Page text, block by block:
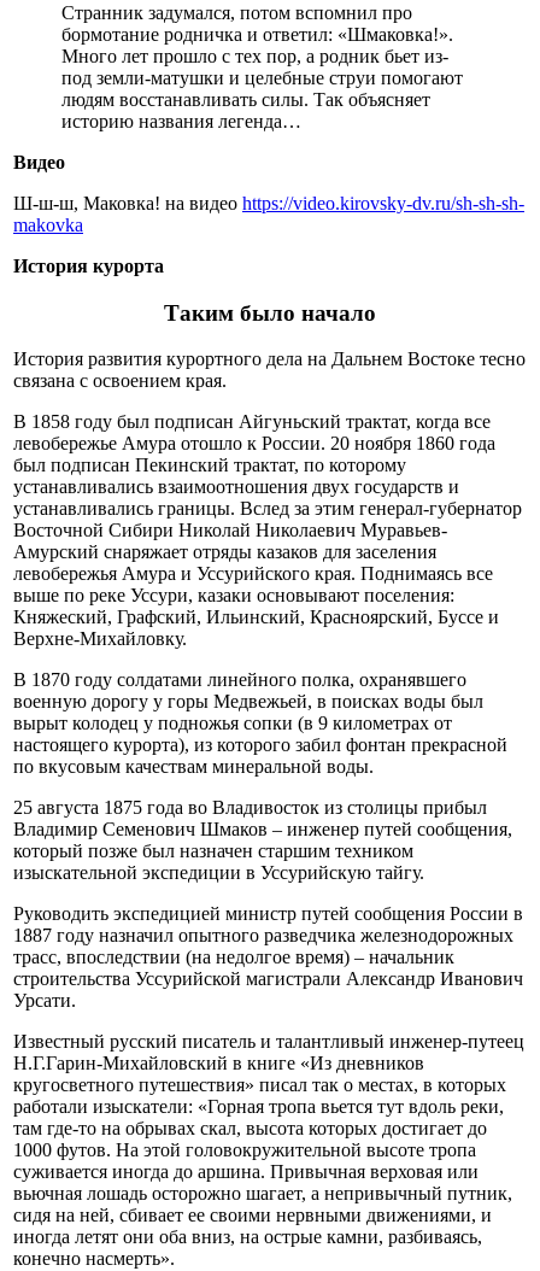
Странник задумался, потом вспомнил про
бормотание родничка и ответил: «Шмаковка!».
Много лет прошло с тех пор, а родник бьет из-
под земли-матушки и целебные струи помогают
людям восстанавливать силы. Так объясняет
историю названия легенда…
Видео
Ш-ш-ш, Маковка! на видео https://video.kirovsky-dv.ru/sh-sh-sh-
makovka
История курорта
Таким было начало
История развития курортного дела на Дальнем Востоке тесно
связана с освоением края.
В 1858 году был подписан Айгуньский трактат, когда все
левобережье Амура отошло к России. 20 ноября 1860 года
был подписан Пекинский трактат, по которому
устанавливались взаимоотношения двух государств и
устанавливались границы. Вслед за этим генерал-губернатор
Восточной Сибири Николай Николаевич Муравьев-
Амурский снаряжает отряды казаков для заселения
левобережья Амура и Уссурийского края. Поднимаясь все
выше по реке Уссури, казаки основывают поселения:
Княжеский, Графский, Ильинский, Красноярский, Буссе и
Верхне-Михайловку.
В 1870 году солдатами линейного полка, охранявшего
военную дорогу у горы Медвежьей, в поисках воды был
вырыт колодец у подножья сопки (в 9 километрах от
настоящего курорта), из которого забил фонтан прекрасной
по вкусовым качествам минеральной воды.
25 августа 1875 года во Владивосток из столицы прибыл
Владимир Семенович Шмаков – инженер путей сообщения,
который позже был назначен старшим техником
изыскательной экспедиции в Уссурийскую тайгу.
Руководить экспедицией министр путей сообщения России в
1887 году назначил опытного разведчика железнодорожных
трасс, впоследствии (на недолгое время) – начальник
строительства Уссурийской магистрали Александр Иванович
Урсати.
Известный русский писатель и талантливый инженер-путеец
Н.Г.Гарин-Михайловский в книге «Из дневников
кругосветного путешествия» писал так о местах, в которых
работали изыскатели: «Горная тропа вьется тут вдоль реки,
там где-то на обрывах скал, высота которых достигает до
1000 футов. На этой головокружительной высоте тропа
суживается иногда до аршина. Привычная верховая или
вьючная лошадь осторожно шагает, а непривычный путник,
сидя на ней, сбивает ее своими нервными движениями, и
иногда летят они оба вниз, на острые камни, разбиваясь,
конечно насмерть».